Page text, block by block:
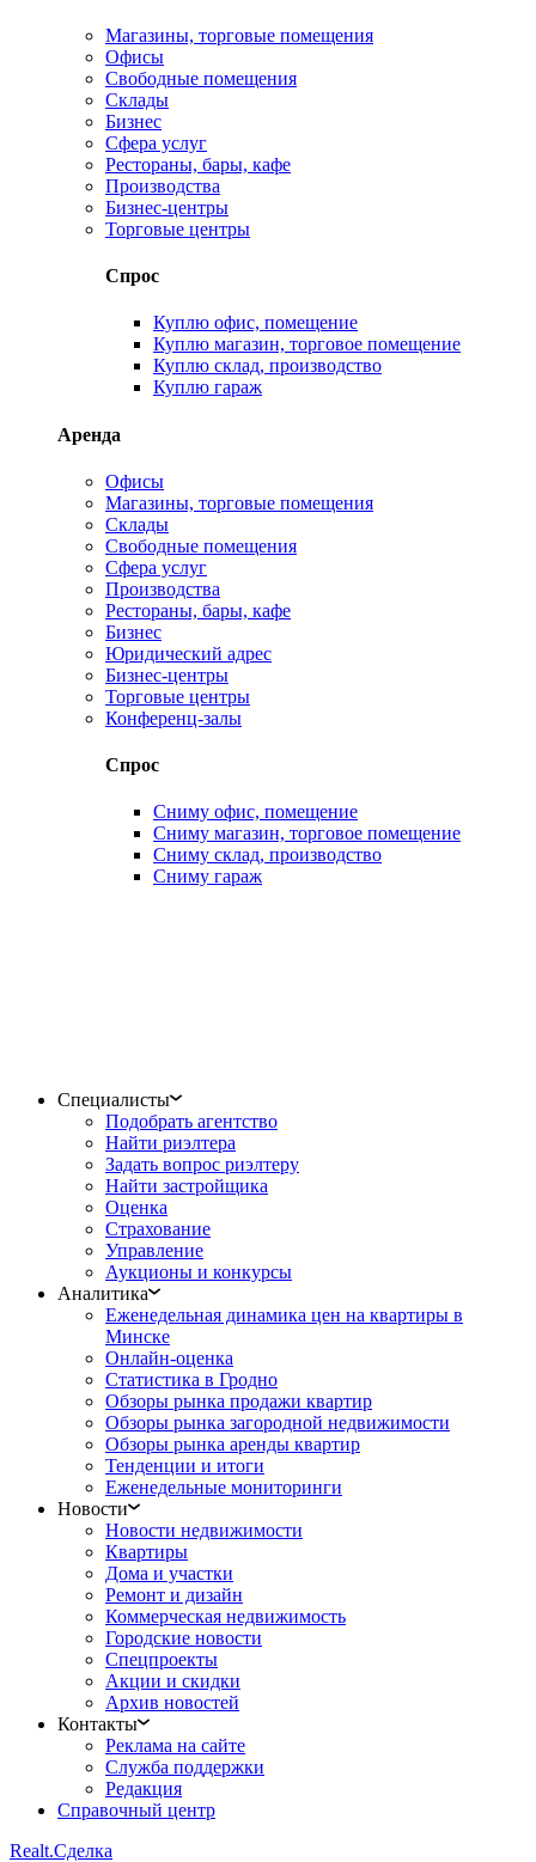
Магазины, торговые помещения
Офисы
Свободные помещения
Склады
Бизнес
Сфера услуг
Рестораны, бары, кафе
Производства
Бизнес-центры
Торговые центры
Спрос
Куплю офис, помещение
Куплю магазин, торговое помещение
Куплю склад, производство
Куплю гараж
Аренда
Офисы
Магазины, торговые помещения
Склады
Свободные помещения
Сфера услуг
Производства
Рестораны, бары, кафе
Бизнес
Юридический адрес
Бизнес-центры
Торговые центры
Конференц-залы
Спрос
Сниму офис, помещение
Сниму магазин, торговое помещение
Сниму склад, производство
Сниму гараж
Специалисты
Подобрать агентство
Найти риэлтера
Задать вопрос риэлтеру
Найти застройщика
Оценка
Страхование
Управление
Аукционы и конкурсы
Аналитика
Еженедельная динамика цен на квартиры в
Минске
Онлайн-оценка
Статистика в Гродно
Обзоры рынка продажи квартир
Обзоры рынка загородной недвижимости
Обзоры рынка аренды квартир
Тенденции и итоги
Еженедельные мониторинги
Новости
Новости недвижимости
Квартиры
Дома и участки
Ремонт и дизайн
Коммерческая недвижимость
Городские новости
Спецпроекты
Акции и скидки
Архив новостей
Контакты
Реклама на сайте
Служба поддержки
Редакция
Справочный центр
Realt.Сделка